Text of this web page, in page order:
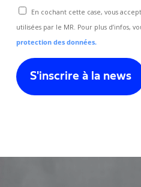
En cochant cette case, vous
utilisées par le MR. Pour plus d’infos,
protection des données.